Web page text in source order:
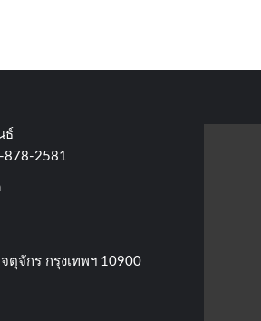
ธ์
878-2581
จักร​ กรุงเทพฯ 10900